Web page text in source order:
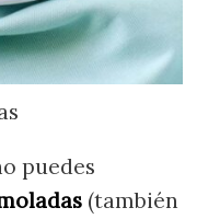
puedes
(también